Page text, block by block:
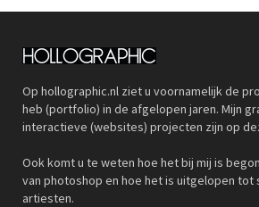
Op hollographic.nl ziet u voornamelijk de
heb (portfolio) in de afgelopen jaren. Mijn
interactieve (websites) projecten zijn op
Ook komt u te weten hoe het bij mij is
van photoshop en hoe het is uitgelopen tot
artiesten.